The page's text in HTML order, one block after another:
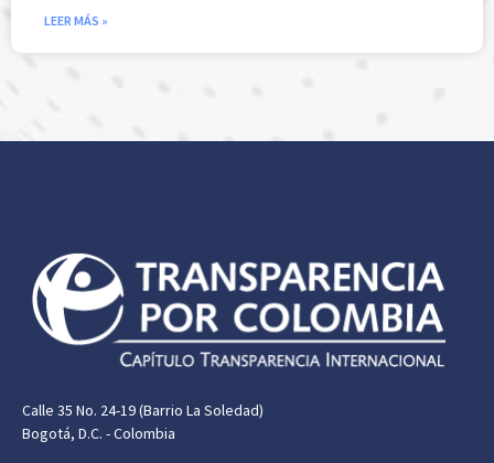
LEER MÁS »
Calle 35 No. 24-19 (Barrio La Soledad)
Bogotá, D.C. - Colombia